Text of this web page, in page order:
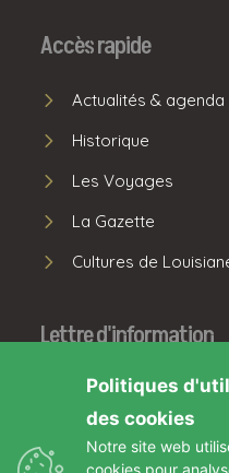
Accès rapide
Actualités & agenda
Historique
Les Voyages
La Gazette
Cultures de
Lettre d'information
Facebook
Politiques
des cookies
Notre site web
cookies pour